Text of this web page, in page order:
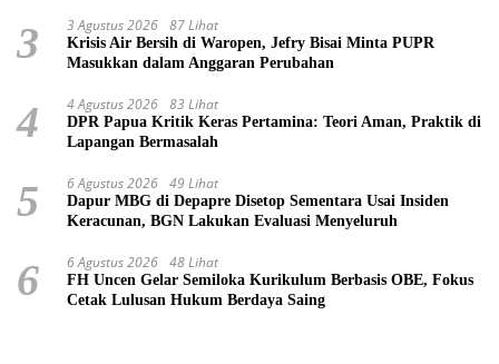
3 3 Agustus 2026 87 Lihat
Krisis Air Bersih di Waropen, Jefry Bisai Minta PUPR
Masukkan dalam Anggaran Perubahan
4 4 Agustus 2026 83 Lihat
DPR Papua Kritik Keras Pertamina: Teori Aman, Praktik di
Lapangan Bermasalah
5 6 Agustus 2026 49 Lihat
Dapur MBG di Depapre Disetop Sementara Usai Insiden
Keracunan, BGN Lakukan Evaluasi Menyeluruh
6 6 Agustus 2026 48 Lihat
FH Uncen Gelar Semiloka Kurikulum Berbasis OBE, Fokus
Cetak Lulusan Hukum Berdaya Saing